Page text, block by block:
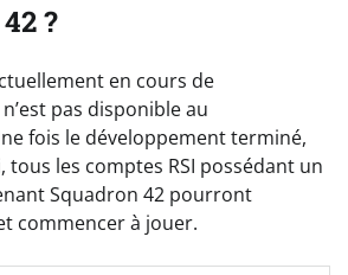
?
en cours de
pas disponible au
fois le développement terminé,
les comptes RSI possédant un
Squadron 42 pourront
commencer à jouer.